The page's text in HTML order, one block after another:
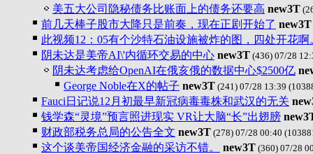
美五大公司隐秘债务比账面上的债务还要高 new3T
前几天棒子股市大降只是前奏，现在正剧开始了 new3T
此视频12：05有个沙特石油设施被炸的图，四处开花啊
阴未达是美帝AI\'内循环交易的中心 new3T (436) 07/28
阴未达考虑给OpenAI在俄亥俄的数据中心$2500亿
George Noble在X的帖子 new3T (241) 07/28 13:39
Fauci日记说12月初最早新冠病毒毒株和武汉的无关
钱学森“灵境”预言照进现实 VR让大脑“长”出翅膀
财政部税务总局的公告全文 new3T (278) 07/28 00:40
这个谈美帝国经济金融的采访不错。 new3T (360) 07/28